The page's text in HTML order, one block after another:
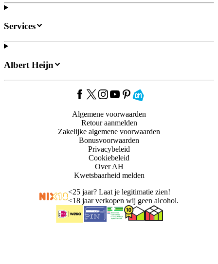
Services
Albert Heijn
Algemene voorwaarden
Retour aanmelden
Zakelijke algemene voorwaarden
Bonusvoorwaarden
Privacybeleid
Cookiebeleid
Over AH
Kwetsbaarheid melden
<25 jaar? Laat je legitimatie zien!
<18 jaar verkopen wij geen alcohol.